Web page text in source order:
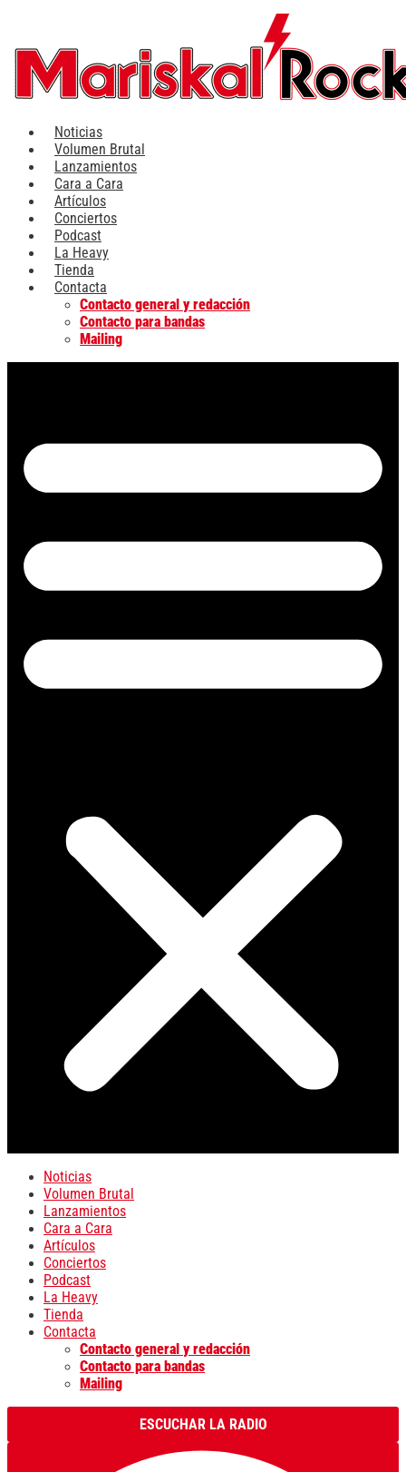
contenido
Noticias
Volumen Brutal
Lanzamientos
Cara a Cara
Artículos
Conciertos
Podcast
La Heavy
Tienda
Contacta
Contacto general y redacción
Contacto para bandas
Mailing
Noticias
Volumen Brutal
Lanzamientos
Cara a Cara
Artículos
Conciertos
Podcast
La Heavy
Tienda
Contacta
Contacto general y redacción
Contacto para bandas
Mailing
ESCUCHAR LA RADIO